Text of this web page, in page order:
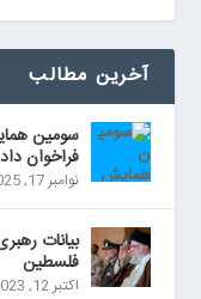
آخرین مطالب
سومین
فراخوان داد
نوامبر 17, 2025
بیانات
فلسطین
اکتبر 12, 2023